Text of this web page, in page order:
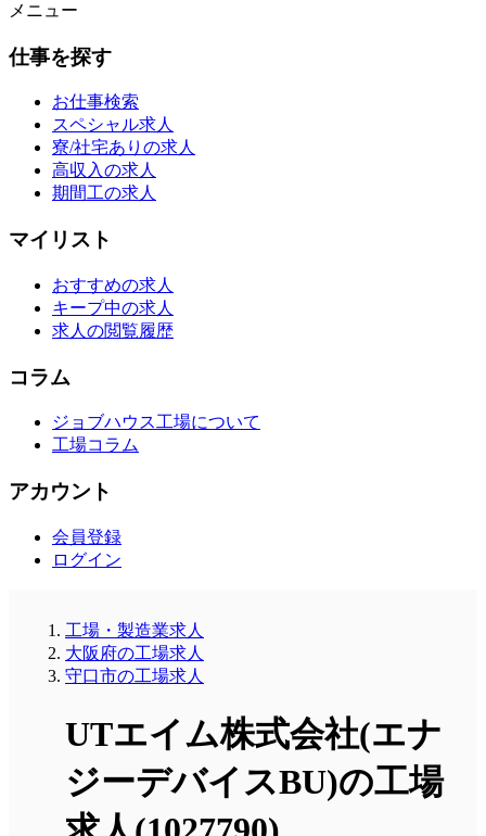
メニュー
仕事を探す
お仕事検索
スペシャル求人
寮/社宅ありの求人
高収入の求人
期間工の求人
マイリスト
おすすめの求人
キープ中の求人
求人の閲覧履歴
コラム
ジョブハウス工場について
工場コラム
アカウント
会員登録
ログイン
工場・製造業求人
大阪府の工場求人
守口市の工場求人
UTエイム株式会社(エナ
ジーデバイスBU)の工場